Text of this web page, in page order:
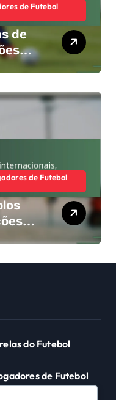
de Futebol
de
de Futebol
do Futebol
de Futebol